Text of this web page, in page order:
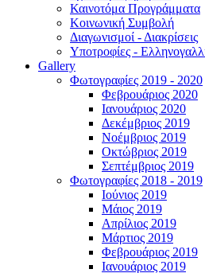
Καινοτόμα Προγράμματα
Κοινωνική Συμβολή
Διαγωνισμοί - Διακρίσεις
Υποτροφίες -
Gallery
Φωτογραφίες 2019 - 2020
Φεβρουάριος 2020
Ιανουάριος 2020
Δεκέμβριος 2019
Νοέμβριος 2019
Οκτώβριος 2019
Σεπτέμβριος 2019
Φωτογραφίες 2018 - 2019
Ιούνιος 2019
Μάιος 2019
Απρίλιος 2019
Μάρτιος 2019
Φεβρουάριος 2019
Ιανουάριος 2019